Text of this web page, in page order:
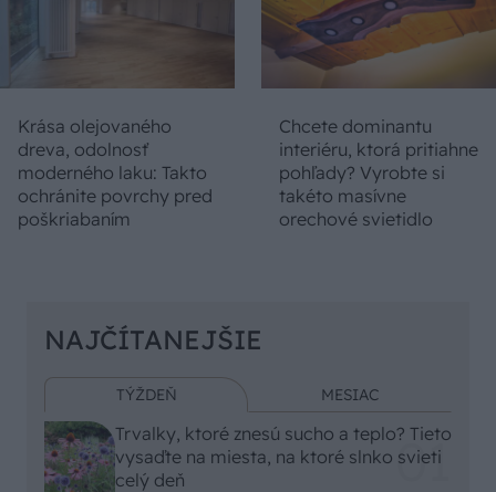
Krása olejovaného
dreva, odolnosť
moderného laku: Takto
ochránite povrchy pred
poškriabaním
Chcete dominantu
interiéru, ktorá pritiahne
pohľady? Vyrobte si
takéto masívne
orechové svietidlo
NAJČÍTANEJŠIE
TÝŽDEŇ MESIAC
Trvalky, ktoré znesú sucho a teplo? Tieto
vysaďte na miesta, na ktoré slnko svieti
celý deň